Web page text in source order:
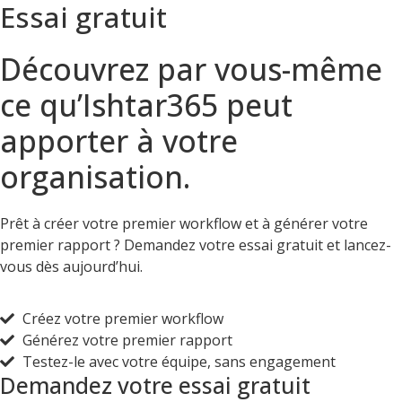
Suivi du temps
SUIVI DU TEMPS
Essai gratuit
Découvrez par vous-même
ce qu’Ishtar365 peut
apporter à votre
organisation.
Prêt à créer votre premier workflow et à générer votre
premier rapport ? Demandez votre essai gratuit et lancez-
vous dès aujourd’hui.
Créez votre premier workflow
Générez votre premier rapport
Testez-le avec votre équipe, sans engagement
Demandez votre essai gratuit